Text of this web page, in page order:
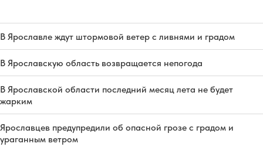
В Ярославле ждут штормовой ветер с ливнями и градом
В Ярославскую область возвращается непогода
В Ярославской области последний месяц лета не будет
жарким
Ярославцев предупредили об опасной грозе с градом и
ураганным ветром